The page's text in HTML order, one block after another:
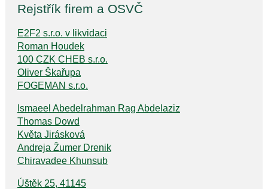
Rejstřík firem a OSVČ
E2F2 s.r.o. v likvidaci
Roman Houdek
100 CZK CHEB s.r.o.
Oliver Škařupa
FOGEMAN s.r.o.
Ismaeel Abedelrahman Rag Abdelaziz
Thomas Dowd
Květa Jirásková
Andreja Žumer Drenik
Chiravadee Khunsub
Úštěk 25, 41145